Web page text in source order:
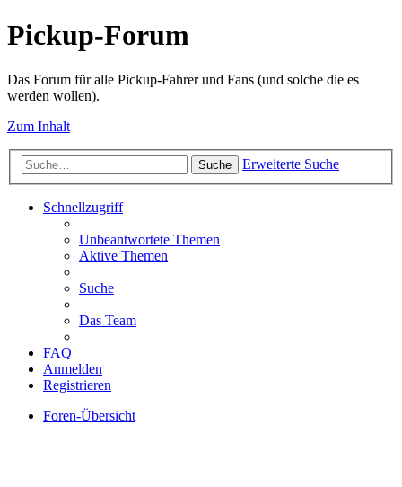
Pickup-Forum
Das Forum für alle Pickup-Fahrer und Fans (und solche die es
werden wollen).
Zum Inhalt
Suche Erweiterte Suche
Schnellzugriff
Unbeantwortete Themen
Aktive Themen
Suche
Das Team
FAQ
Anmelden
Registrieren
Foren-Übersicht